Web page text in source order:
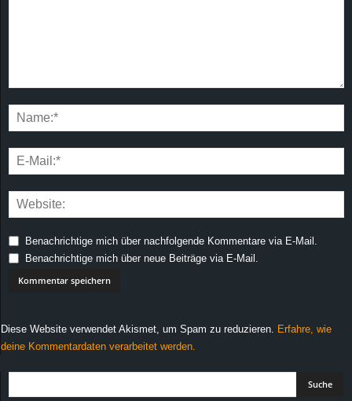
Benachrichtige mich über nachfolgende Kommentare via E-Mail.
Benachrichtige mich über neue Beiträge via E-Mail.
Diese Website verwendet Akismet, um Spam zu reduzieren. Erfahre, wie
deine Kommentardaten verarbeitet werden.